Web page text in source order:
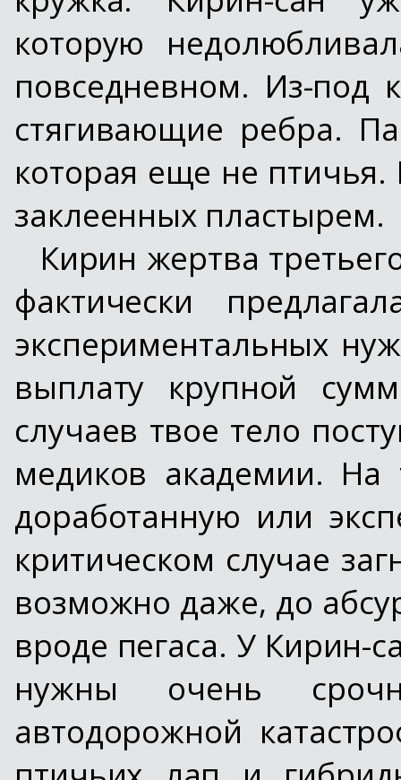
которую
повседневном. Из-под
стягивающие ребра.
которая еще не
заклеенных пластырем.
Кирин жертва
фактически
экспериментальных
выплату крупной
случаев твое тело
медиков академии.
доработанную или
критическом случае
возможно даже, до
вроде пегаса. У Кирин-
нужны очень
автодорожной